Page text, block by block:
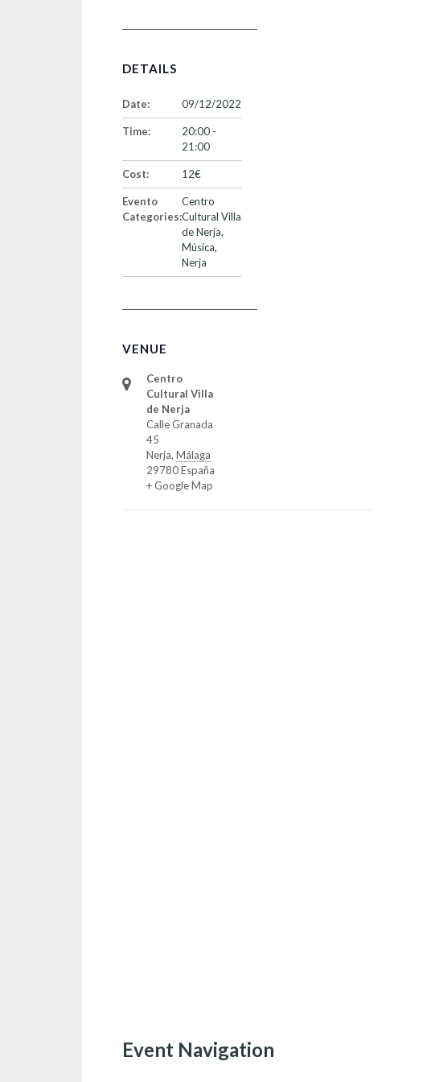
DETAILS
Date: 09/12/2022
Time:
20:00 -
21:00
Cost: 12€
Evento
Categories:
Centro
Cultural Villa
de Nerja,
Música,
Nerja
VENUE
Centro
Cultural Villa
de Nerja
Calle Granada
45
Nerja, Málaga
29780España
+ Google Map
Event Navigation